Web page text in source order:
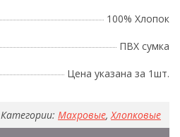
100% Хлопок
ПВХ сумка
Цена указана за 1шт.
Категории: Махровые,Хлопковые